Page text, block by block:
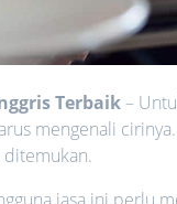
Terbaik–
mengenali
jasa ini perlu